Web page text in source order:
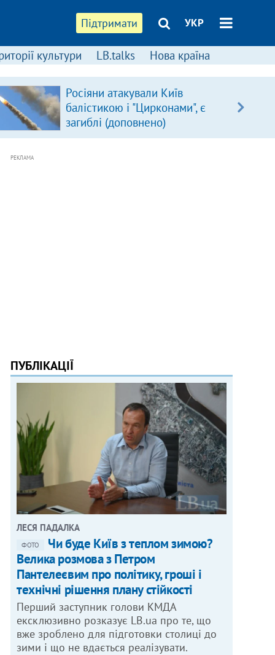
Підтримати УКР
культури LB.talks Нова країна
Росіяни атакували Київ
балістикою і "Цирконами", є
загиблі (доповнено)
РЕКЛАМА
ПУБЛІКАЦІЇ
ЛЕСЯ ПАДАЛКА
ФОТО
Чи буде Київ з теплом зимою?
Велика розмова з Петром
Пантелеєвим про політику, гроші і
технічні рішення плану стійкості
Перший заступник голови КМДА
ексклюзивно розказує LB.ua про те, що
вже зроблено для підготовки столиці до
зими і що не вдається реалізувати.